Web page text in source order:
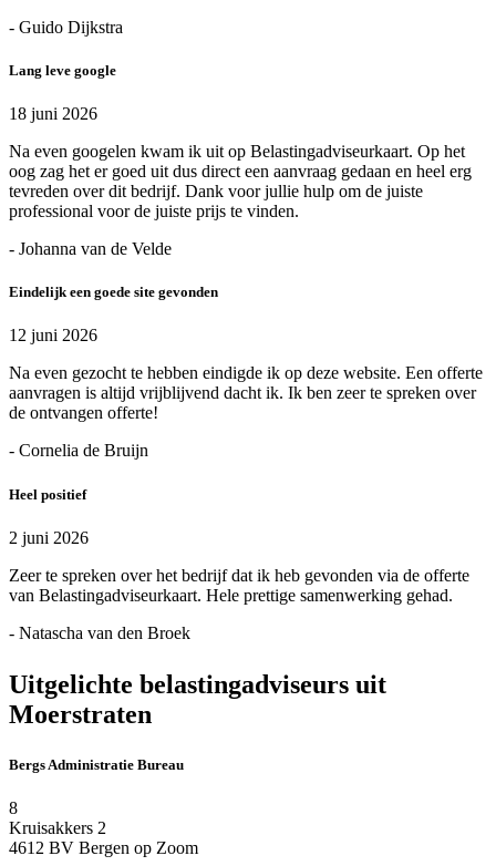
- Guido Dijkstra
Lang leve google
18 juni 2026
Na even googelen kwam ik uit op Belastingadviseurkaart. Op het
oog zag het er goed uit dus direct een aanvraag gedaan en heel erg
tevreden over dit bedrijf. Dank voor jullie hulp om de juiste
professional voor de juiste prijs te vinden.
- Johanna van de Velde
Eindelijk een goede site gevonden
12 juni 2026
Na even gezocht te hebben eindigde ik op deze website. Een offerte
aanvragen is altijd vrijblijvend dacht ik. Ik ben zeer te spreken over
de ontvangen offerte!
- Cornelia de Bruijn
Heel positief
2 juni 2026
Zeer te spreken over het bedrijf dat ik heb gevonden via de offerte
van Belastingadviseurkaart. Hele prettige samenwerking gehad.
- Natascha van den Broek
Uitgelichte belastingadviseurs uit
Moerstraten
Bergs Administratie Bureau
8
Kruisakkers 2
4612 BV Bergen op Zoom